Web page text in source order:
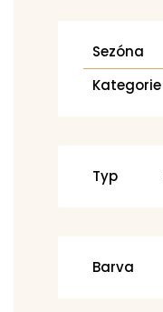
Sezóna
Kategorie
Typ
Barva